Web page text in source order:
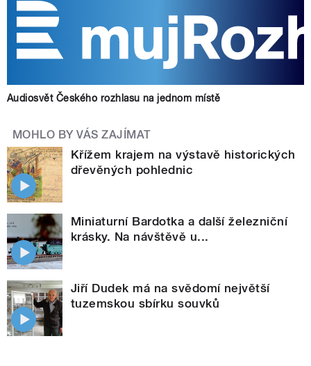
Audiosvět Českého rozhlasu na jednom místě
MOHLO BY VÁS ZAJÍMAT
Křížem krajem na výstavě historických
dřevěných pohlednic
Miniaturní Bardotka a další železniční
krásky. Na návštěvě u...
Jiří Dudek má na svědomí největší
tuzemskou sbírku souvků